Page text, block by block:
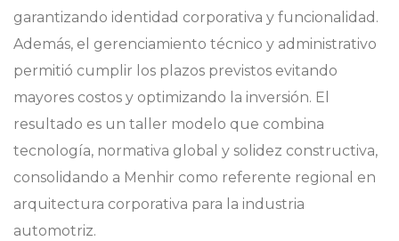
garantizando identidad corporativa y funcionalidad.
Además, el gerenciamiento técnico y administrativo
permitió cumplir los plazos previstos evitando
mayores costos y optimizando la inversión. El
resultado es un taller modelo que combina
tecnología, normativa global y solidez constructiva,
consolidando a Menhir como referente regional en
arquitectura corporativa para la industria
automotriz.